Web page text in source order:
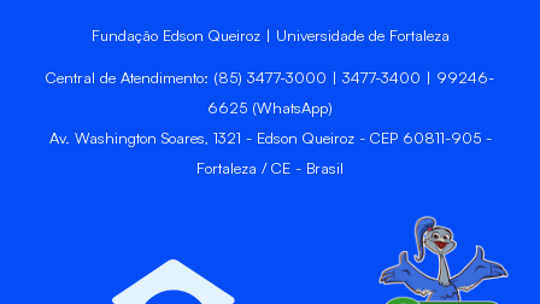
Fundação Edson Queiroz | Universidade de Fortaleza
Central de Atendimento: (85) 3477-3000 | 3477-3400 | 99246-
6625 (WhatsApp)
Av. Washington Soares, 1321 - Edson Queiroz - CEP 60811-905 -
Fortaleza / CE - Brasil